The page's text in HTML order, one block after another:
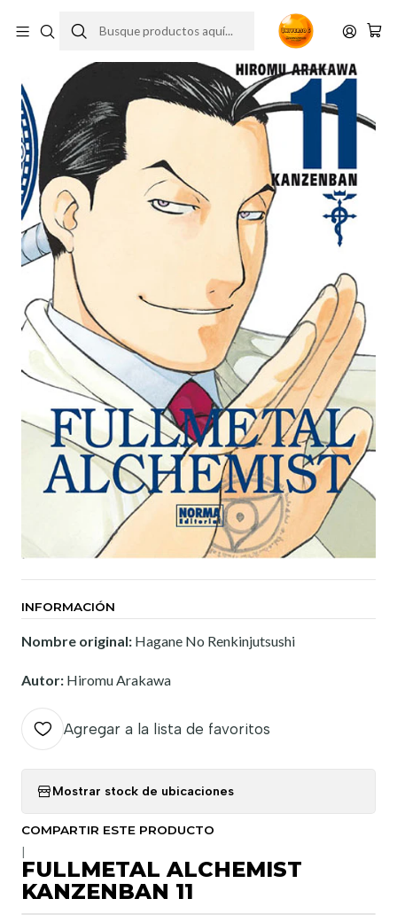
INFORMACIÓN
Nombre original: Hagane No Renkinjutsushi
Autor: Hiromu Arakawa
Agregar a la lista de favoritos
Mostrar stock de ubicaciones
COMPARTIR ESTE PRODUCTO
FULLMETAL ALCHEMIST
KANZENBAN 11